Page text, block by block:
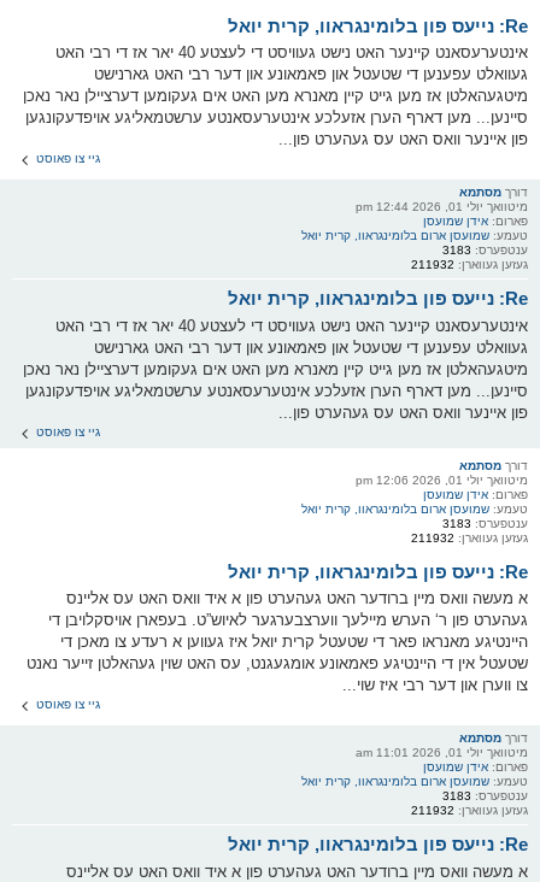
Re: נייעס פון בלומינגראוו, קרית יואל
אינטערעסאנט קיינער האט נישט געוויסט די לעצטע 40 יאר אז די רבי האט
געוואלט עפענען די שטעטל און פאמאונע און דער רבי האט גארנישט
מיטגעהאלטן אז מען גייט קיין מאנרא מען האט אים געקומען דערציילן נאר נאכן
סיינען... מען דארף הערן אזעלכע אינטערעסאנטע ערשטמאליגע אויפדעקונגען
פון איינער וואס האט עס געהערט פון...
גיי צו פאוסט
דורך מסתמא
מיטוואך יולי 01, 2026 12:44 pm
פארום: אידן שמועסן
טעמע: שמועסן ארום בלומינגראוו, קרית יואל
ענטפערס: 3183
געזען געווארן: 211932
Re: נייעס פון בלומינגראוו, קרית יואל
אינטערעסאנט קיינער האט נישט געוויסט די לעצטע 40 יאר אז די רבי האט
געוואלט עפענען די שטעטל און פאמאונע און דער רבי האט גארנישט
מיטגעהאלטן אז מען גייט קיין מאנרא מען האט אים געקומען דערציילן נאר נאכן
סיינען... מען דארף הערן אזעלכע אינטערעסאנטע ערשטמאליגע אויפדעקונגען
פון איינער וואס האט עס געהערט פון...
גיי צו פאוסט
דורך מסתמא
מיטוואך יולי 01, 2026 12:06 pm
פארום: אידן שמועסן
טעמע: שמועסן ארום בלומינגראוו, קרית יואל
ענטפערס: 3183
געזען געווארן: 211932
Re: נייעס פון בלומינגראוו, קרית יואל
א מעשה וואס מיין ברודער האט געהערט פון א איד וואס האט עס אליינס
געהערט פון ר‘ הערש מיילעך ווערצבערגער לאיוש”ט. בעפארן אויסקלויבן די
היינטיגע מאנראו פאר די שטעטל קרית יואל איז געווען א רעדע צו מאכן די
שטעטל אין די היינטיגע פאמאונע אומגעגנט, עס האט שוין געהאלטן זייער נאנט
צו ווערן און דער רבי איז שוי...
גיי צו פאוסט
דורך מסתמא
מיטוואך יולי 01, 2026 11:01 am
פארום: אידן שמועסן
טעמע: שמועסן ארום בלומינגראוו, קרית יואל
ענטפערס: 3183
געזען געווארן: 211932
Re: נייעס פון בלומינגראוו, קרית יואל
א מעשה וואס מיין ברודער האט געהערט פון א איד וואס האט עס אליינס